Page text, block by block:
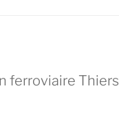
ferroviaire Thiers